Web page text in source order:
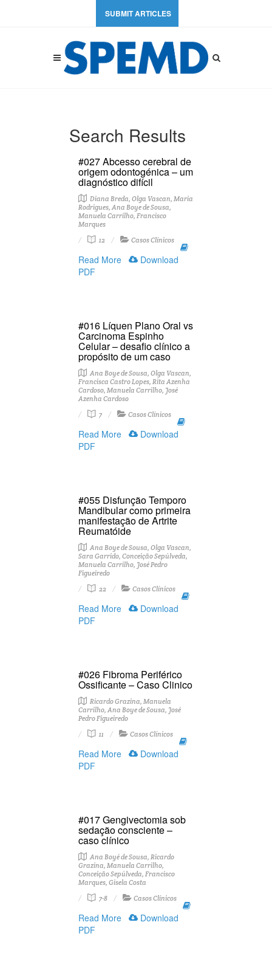
SUBMIT ARTICLES
Search Results
#027 Abcesso cerebral de
origem odontogénica – um
diagnóstico difícil
Diana Breda, Olga Vascan, Maria
Rodrigues, Ana Boye de Sousa,
Manuela Carrilho, Francisco
Marques
12
Casos Clínicos
Read More
Download
PDF
#016 Líquen Plano Oral vs
Carcinoma Espinho
Celular – desafio clínico a
propósito de um caso
Ana Boye de Sousa, Olga Vascan,
Francisca Castro Lopes, Rita Azenha
Cardoso, Manuela Carrilho, José
Azenha Cardoso
7
Casos Clínicos
Read More
Download
PDF
#055 Disfunção Temporo
Mandibular como primeira
manifestação de Artrite
Reumatóide
Ana Boye de Sousa, Olga Vascan,
Sara Garrido, Conceição Sepúlveda,
Manuela Carrilho, José Pedro
Figueiredo
22
Casos Clínicos
Read More
Download
PDF
#026 Fibroma Periférico
Ossificante – Caso Clinico
Ricardo Grazina, Manuela
Carrilho, Ana Boye de Sousa, José
Pedro Figueiredo
11
Casos Clínicos
Read More
Download
PDF
#017 Gengivectomia sob
sedação consciente –
caso clínico
Ana Boyé de Sousa, Ricardo
Grazina, Manuela Carrilho,
Conceição Sepúlveda, Francisco
Marques, Gisela Costa
7-8
Casos Clínicos
Read More
Download
PDF